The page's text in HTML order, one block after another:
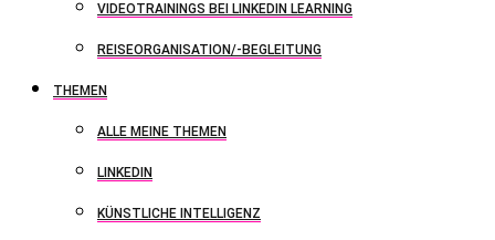
VIDEOTRAININGS BEI LINKEDIN LEARNING
REISEORGANISATION/-BEGLEITUNG
THEMEN
ALLE MEINE THEMEN
LINKEDIN
KÜNSTLICHE INTELLIGENZ